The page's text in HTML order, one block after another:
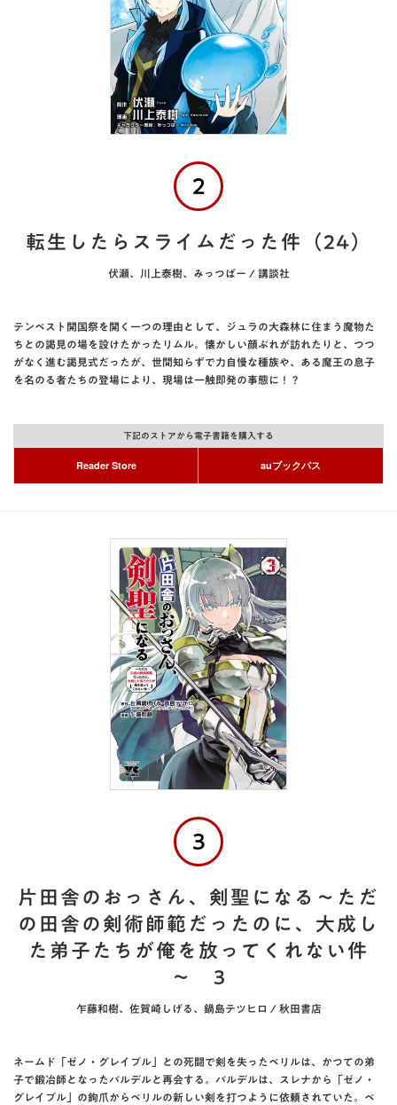
2
転生したらスライムだった件（24）
伏瀬、川上泰樹、みっつばー / 講談社
テンペスト開国祭を開く一つの理由として、ジュラの大森林に住まう魔物た
ちとの謁見の場を設けたかったリムル。懐かしい顔ぶれが訪れたりと、つつ
がなく進む謁見式だったが、世間知らずで力自慢な種族や、ある魔王の息子
を名のる者たちの登場により、現場は一触即発の事態に！？
下記のストアから電子書籍を購入する
Reader Store auブックパス
3
片田舎のおっさん、剣聖になる～ただ
の田舎の剣術師範だったのに、大成し
た弟子たちが俺を放ってくれない件
～ 3
乍藤和樹、佐賀崎しげる、鍋島テツヒロ / 秋田書店
ネームド「ゼノ・グレイブル」との死闘で剣を失ったベリルは、かつての弟
子で鍛冶師となったバルデルと再会する。バルデルは、スレナから「ゼノ・
グレイブル」の鉤爪からベリルの新しい剣を打つように依頼されていた。ベ